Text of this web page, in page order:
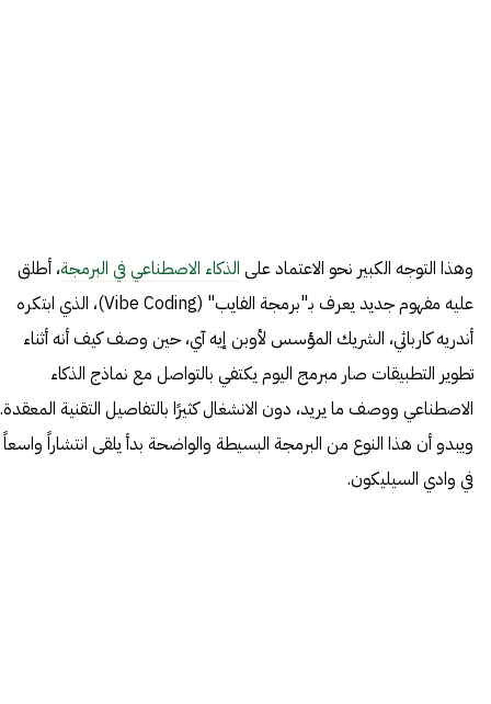
وهذا التوجه الكبير نحو الاعتماد على الذكاء الاصطناعي في البرمجة، أطلق
عليه مفهوم جديد يعرف بـ"برمجة الفايب" (Vibe Coding)، الذي ابتكره
أندريه كارباثي، الشريك المؤسس لأوبن إيه آي، حين وصف كيف أنه أثناء
تطوير التطبيقات صار مبرمج اليوم يكتفي بالتواصل مع نماذج الذكاء
الاصطناعي ووصف ما يريد، دون الانشغال كثيرًا بالتفاصيل التقنية المعقدة.
ويبدو أن هذا النوع من البرمجة البسيطة والواضحة بدأ يلقى انتشاراً واسعاً
في وادي السيليكون.